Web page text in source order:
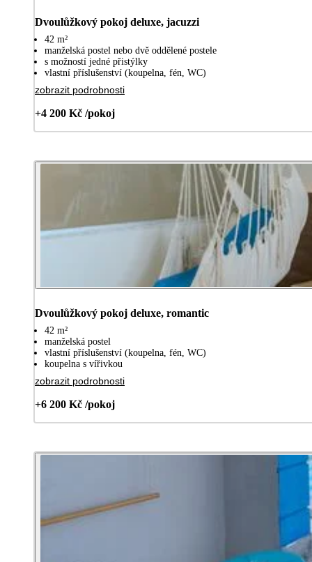
Dvoulůžkový pokoj deluxe, jacuzzi
42 m²
manželská postel nebo dvě oddělené postele
s možností jedné přistýlky
vlastní příslušenství (koupelna, fén, WC)
zobrazit podrobnosti
+4 200 Kč /pokoj
Dvoulůžkový pokoj deluxe, romantic
42 m²
manželská postel
vlastní příslušenství (koupelna, fén, WC)
koupelna s vířivkou
zobrazit podrobnosti
+6 200 Kč /pokoj